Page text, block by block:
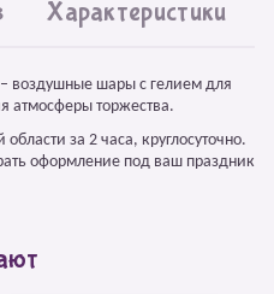
Характеристики
воздушные шары с гелием для
атмосферы торжества.
за 2 часа, круглосуточно.
оформление под ваш праздник